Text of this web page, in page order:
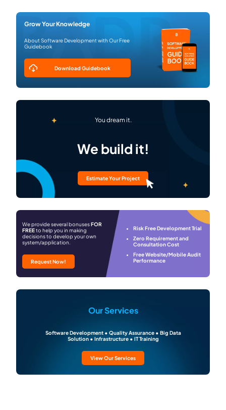
Grow Your Knowledge
About Software Development with Our Free
Guidebook
Download Guidebook
You dream it.
We build it!
Estimate Your Project
We provide several bonusesFOR
FREEto help you in making
decisions to develop your own
system/application.
Request Now!
Risk Free Development Trial
Zero Requirement and
Consultation Cost
Free Website/Mobile Audit
Performance
Our Services
Software Development • Quality Assurance • Big Data
Solution • Infrastructure • IT Training
View Our Services